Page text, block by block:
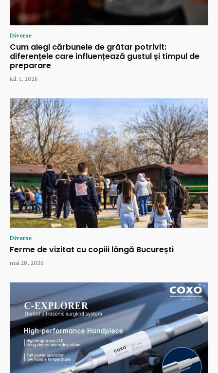
Diverse
Cum alegi cărbunele de grătar potrivit:
diferențele care influențează gustul și timpul de
preparare
iul. 1, 2026
Diverse
Ferme de vizitat cu copiii lângă București
mai 28, 2026